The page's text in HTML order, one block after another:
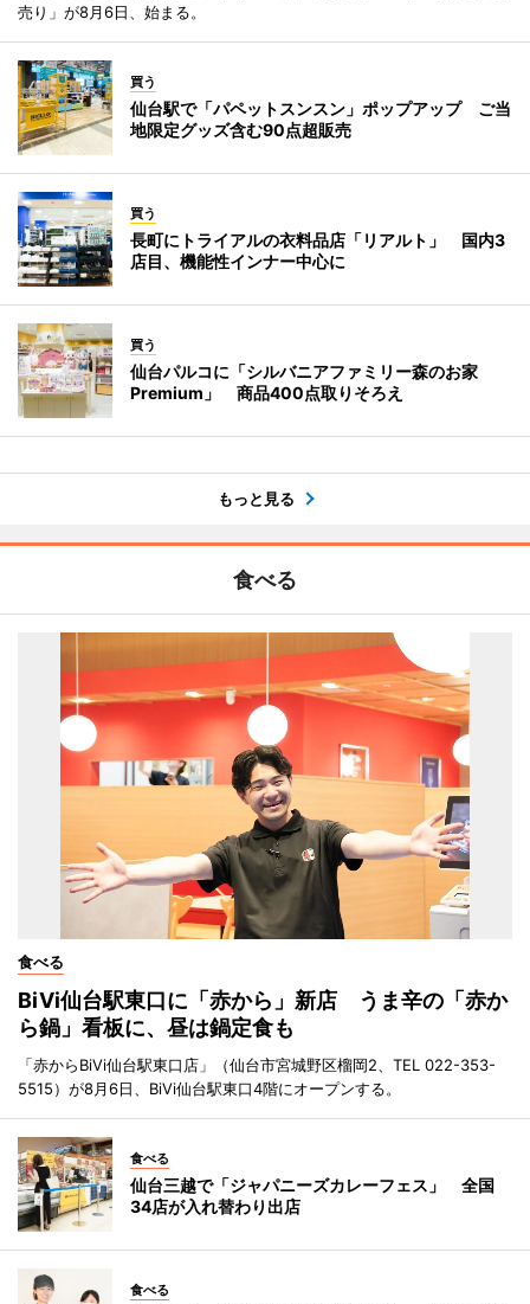
売り」が8月6日、始まる。
買う
仙台駅で「パペットスンスン」ポップアップ ご当
地限定グッズ含む90点超販売
買う
長町にトライアルの衣料品店「リアルト」 国内3
店目、機能性インナー中心に
買う
仙台パルコに「シルバニアファミリー森のお家
Premium」 商品400点取りそろえ
もっと見る
食べる
食べる
BiVi仙台駅東口に「赤から」新店 うま辛の「赤か
ら鍋」看板に、昼は鍋定食も
「赤からBiVi仙台駅東口店」（仙台市宮城野区榴岡2、TEL 022-353-
5515）が8月6日、BiVi仙台駅東口4階にオープンする。
食べる
仙台三越で「ジャパニーズカレーフェス」 全国
34店が入れ替わり出店
食べる